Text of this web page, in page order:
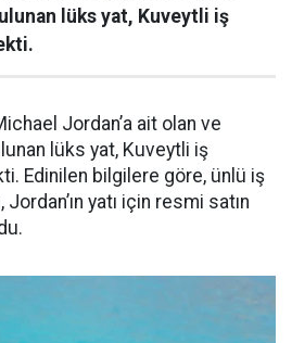
lüks yat, Kuveytli iş
Jordan’a ait olan ve
lüks yat, Kuveytli iş
Edinilen bilgilere göre, ünlü iş
yatı için resmi satın